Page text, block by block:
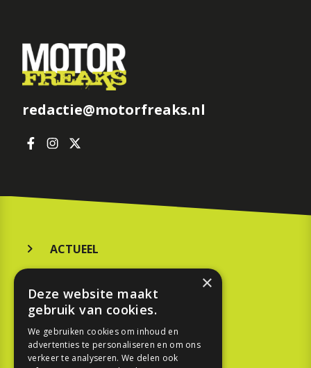
redactie@motorfreaks.nl
ACTUEEL
KOOPGIDS
TESTEN
×
Deze website maakt
gebruik van cookies.
We gebruiken cookies om inhoud en
advertenties te personaliseren en om ons
verkeer te analyseren. We delen ook